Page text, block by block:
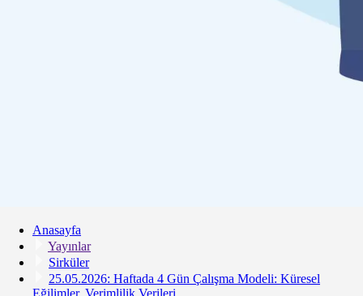
Anasayfa
Yayınlar
Sirküler
25.05.2026: Haftada 4 Gün Çalışma Modeli: Küresel
Eğilimler, Verimlilik Verileri